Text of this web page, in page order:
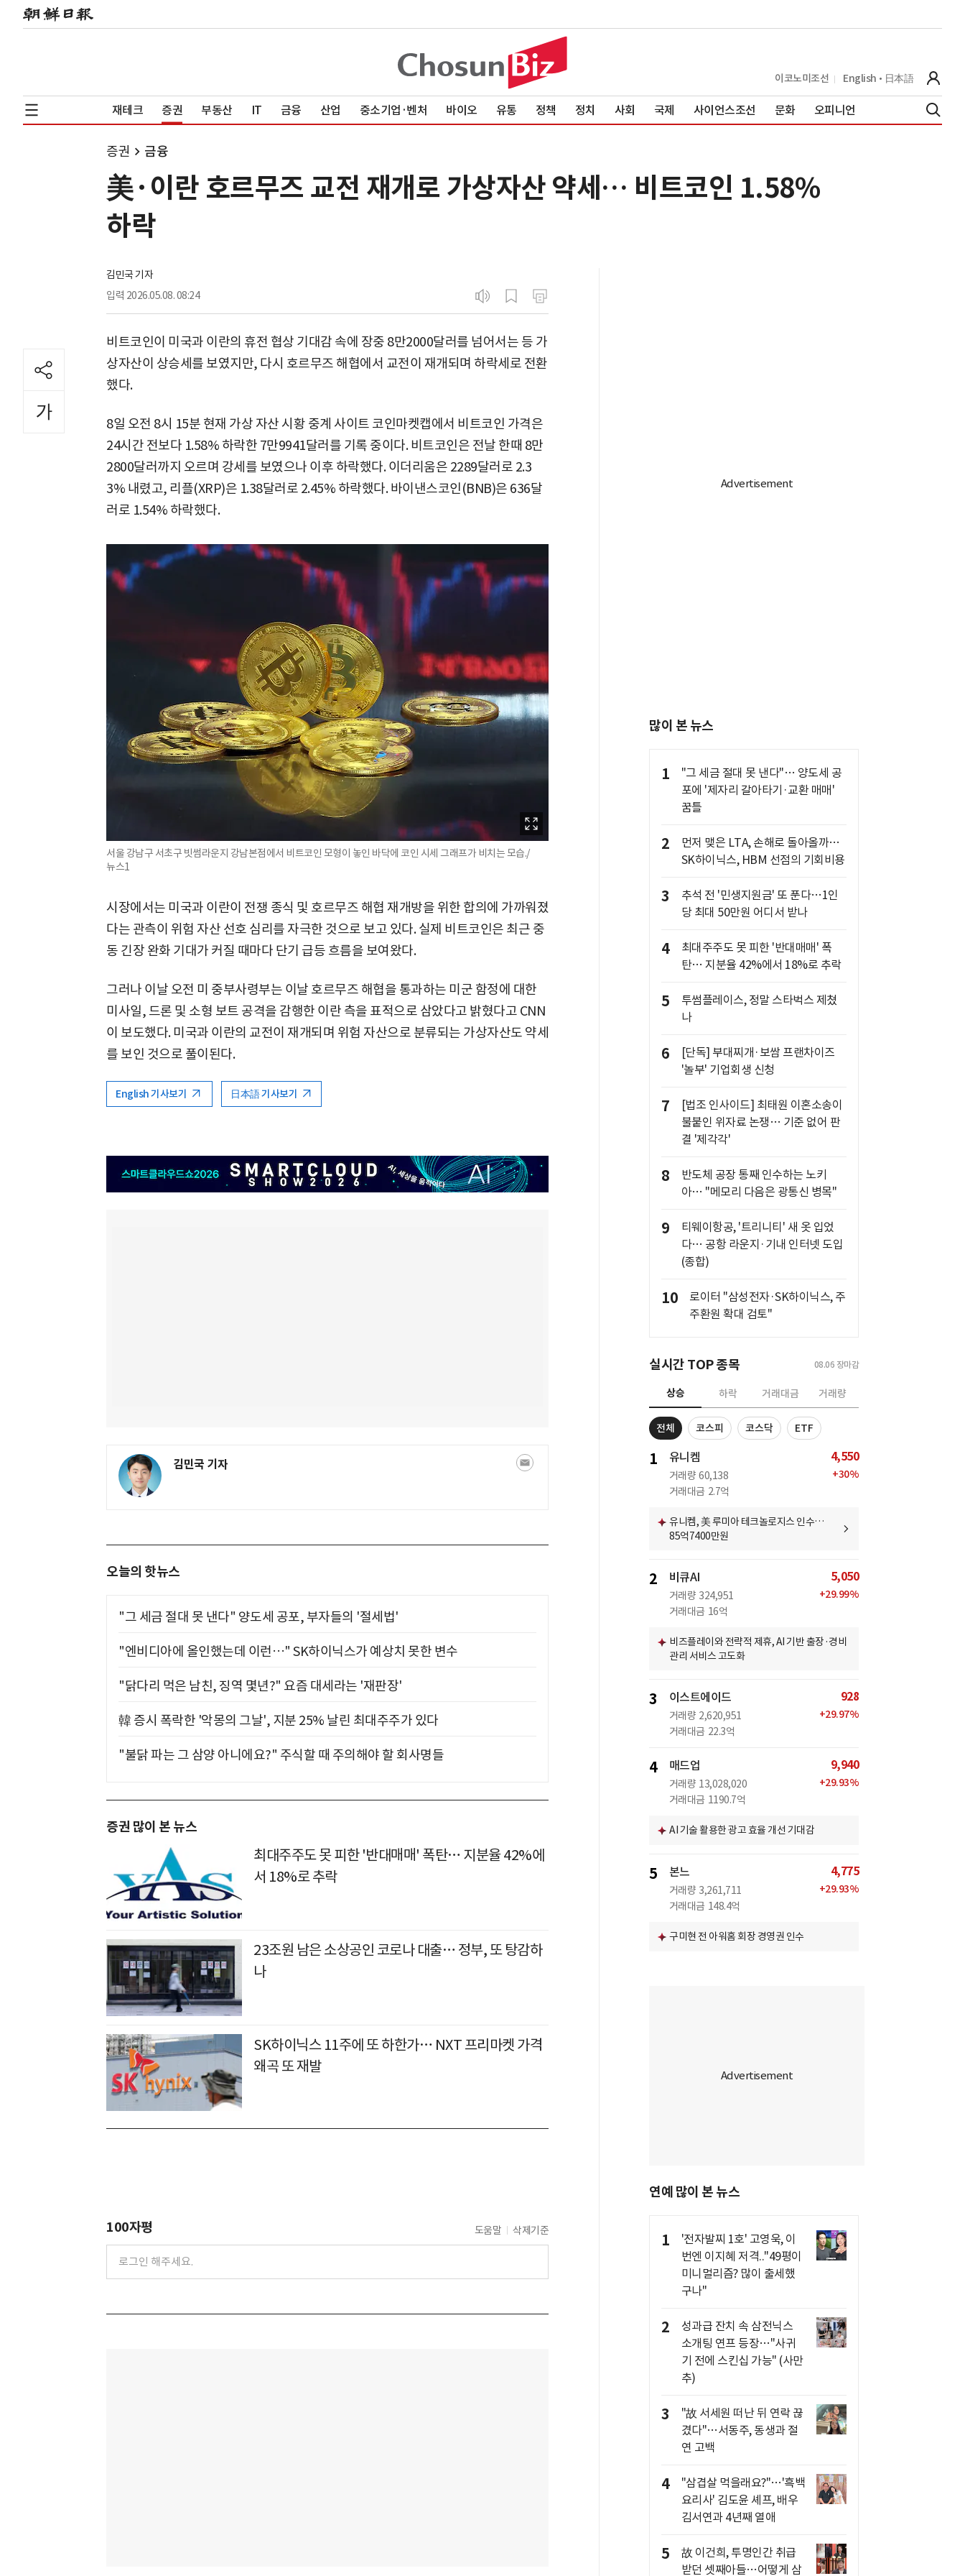
이코노미조선 English 日本語
재테크 증권 부동산 IT 금융 산업 중소기업·벤처 바이오 유통 정책 정치 사회 국제 사이언스조선 문화 오피니언
증권 금융
美·이란 호르무즈 교전 재개로 가상자산 약세… 비트코인 1.58%
하락
김민국 기자
입력 2026.05.08. 08:24
비트코인이 미국과 이란의 휴전 협상 기대감 속에 장중 8만2000달러를 넘어서는 등 가
상자산이 상승세를 보였지만, 다시 호르무즈 해협에서 교전이 재개되며 하락세로 전환
했다.
8일 오전 8시 15분 현재 가상 자산 시황 중계 사이트 코인마켓캡에서 비트코인 가격은
24시간 전보다 1.58% 하락한 7만9941달러를 기록 중이다. 비트코인은 전날 한때 8만
2800달러까지 오르며 강세를 보였으나 이후 하락했다. 이더리움은 2289달러로 2.3
3% 내렸고, 리플(XRP)은 1.38달러로 2.45% 하락했다. 바이낸스코인(BNB)은 636달
러로 1.54% 하락했다.
서울 강남구 서초구 빗썸라운지 강남본점에서 비트코인 모형이 놓인 바닥에 코인 시세 그래프가 비치는 모습./
뉴스1
시장에서는 미국과 이란이 전쟁 종식 및 호르무즈 해협 재개방을 위한 합의에 가까워졌
다는 관측이 위험 자산 선호 심리를 자극한 것으로 보고 있다. 실제 비트코인은 최근 중
동 긴장 완화 기대가 커질 때마다 단기 급등 흐름을 보여왔다.
그러나 이날 오전 미 중부사령부는 이날 호르무즈 해협을 통과하는 미군 함정에 대한
미사일, 드론 및 소형 보트 공격을 감행한 이란 측을 표적으로 삼았다고 밝혔다고 CNN
이 보도했다. 미국과 이란의 교전이 재개되며 위험 자산으로 분류되는 가상자산도 약세
를 보인 것으로 풀이된다.
English 기사보기 日本語 기사보기
김민국 기자
오늘의 핫뉴스
"그 세금 절대 못 낸다" 양도세 공포, 부자들의 '절세법'
"엔비디아에 올인했는데 이런…" SK하이닉스가 예상치 못한 변수
"닭다리 먹은 남친, 징역 몇년?" 요즘 대세라는 '재판장'
韓 증시 폭락한 '악몽의 그날', 지분 25% 날린 최대주주가 있다
"불닭 파는 그 삼양 아니에요?" 주식할 때 주의해야 할 회사명들
증권 많이 본 뉴스
최대주주도 못 피한 '반대매매' 폭탄… 지분율 42%에
서 18%로 추락
23조원 남은 소상공인 코로나 대출… 정부, 또 탕감하
나
SK하이닉스 11주에 또 하한가… NXT 프리마켓 가격
왜곡 또 재발
100자평 도움말 삭제기준
많이 본 뉴스
1
"그 세금 절대 못 낸다"… 양도세 공
포에 '제자리 갈아타기·교환 매매'
꿈틀
2
먼저 맺은 LTA, 손해로 돌아올까…
SK하이닉스, HBM 선점의 기회비용
3
추석 전 '민생지원금' 또 푼다…1인
당 최대 50만원 어디서 받나
4
최대주주도 못 피한 '반대매매' 폭
탄… 지분율 42%에서 18%로 추락
5
투썸플레이스, 정말 스타벅스 제쳤
나
6
[단독] 부대찌개·보쌈 프랜차이즈
'놀부' 기업회생 신청
7
[법조 인사이드] 최태원 이혼소송이
불붙인 위자료 논쟁… 기준 없어 판
결 '제각각'
8
반도체 공장 통째 인수하는 노키
아… "메모리 다음은 광통신 병목"
9
티웨이항공, '트리니티' 새 옷 입었
다… 공항 라운지·기내 인터넷 도입
(종합)
10
로이터 "삼성전자·SK하이닉스, 주
주환원 확대 검토"
실시간 TOP 종목 08.06 장마감
상승 하락 거래대금 거래량
전체 코스피 코스닥 ETF
1 유니켐
거래량 60,138
거래대금 2.7억
4,550
+30%
유니켐, 美 루미아 테크놀로지스 인수…
85억7400만원
2 비큐AI
거래량 324,951
거래대금 16억
5,050
+29.99%
비즈플레이와 전략적 제휴, AI 기반 출장·경비
관리 서비스 고도화
3 이스트에이드
거래량 2,620,951
거래대금 22.3억
928
+29.97%
4 매드업
거래량 13,028,020
거래대금 1190.7억
9,940
+29.93%
AI 기술 활용한 광고 효율 개선 기대감
5 본느
거래량 3,261,711
거래대금 148.4억
4,775
+29.93%
구미현 전 아워홈 회장 경영권 인수
연예 많이 본 뉴스
1
'전자발찌 1호' 고영욱, 이
번엔 이지혜 저격.."49평이
미니멀리즘? 많이 출세했
구나"
2
성과급 잔치 속 삼전닉스
소개팅 연프 등장…"사귀
기 전에 스킨십 가능" (사만
추)
3
"故 서세원 떠난 뒤 연락 끊
겼다"…서동주, 동생과 절
연 고백
4
"삼겹살 먹을래요?"…'흑백
요리사' 김도윤 셰프, 배우
김서연과 4년째 열애
5
故 이건희, 투명인간 취급
받던 셋째아들…어떻게 삼